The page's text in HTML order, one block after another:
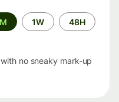
الفترة
الزمنية
48H
1W
1M
with no sneaky mark-up